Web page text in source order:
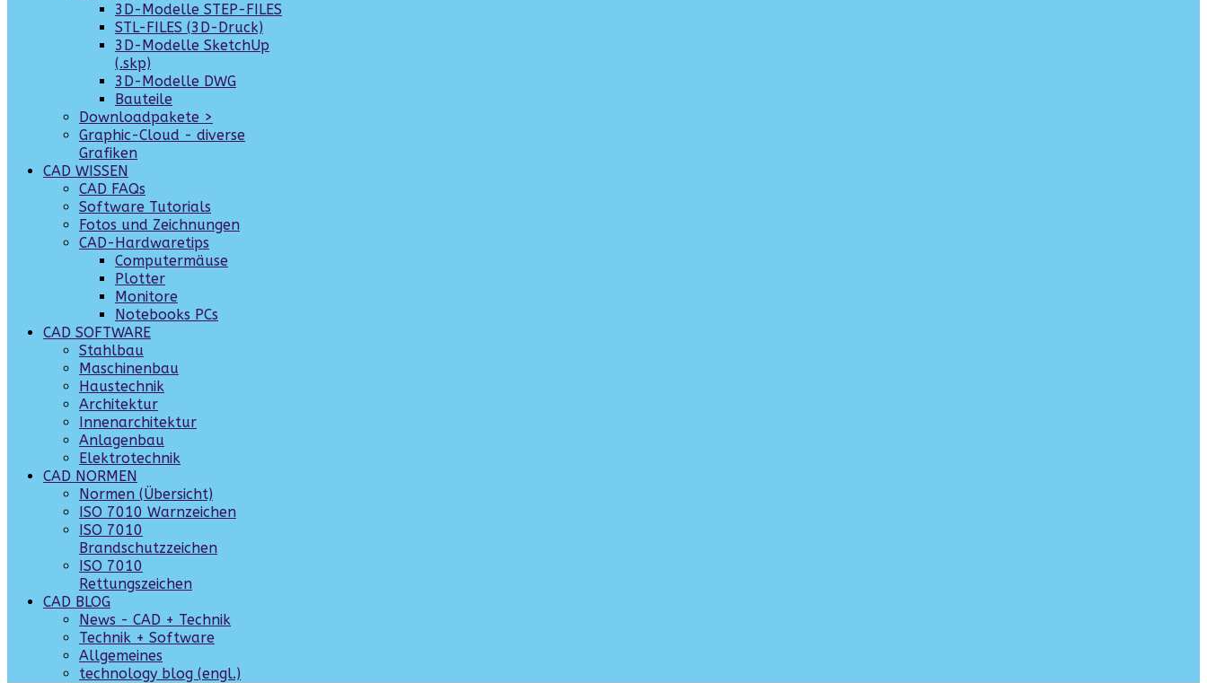
3D-Modelle STEP-FILES
STL-FILES (3D-Druck)
3D-Modelle SketchUp
(.skp)
3D-Modelle DWG
Bauteile
Downloadpakete >
Graphic-Cloud - diverse
Grafiken
CAD WISSEN
CAD FAQs
Software Tutorials
Fotos und Zeichnungen
CAD-Hardwaretips
Computermäuse
Plotter
Monitore
Notebooks PCs
CAD SOFTWARE
Stahlbau
Maschinenbau
Haustechnik
Architektur
Innenarchitektur
Anlagenbau
Elektrotechnik
CAD NORMEN
Normen (Übersicht)
ISO 7010 Warnzeichen
ISO 7010
Brandschutzzeichen
ISO 7010
Rettungszeichen
CAD BLOG
News - CAD + Technik
Technik + Software
Allgemeines
technology blog (engl.)